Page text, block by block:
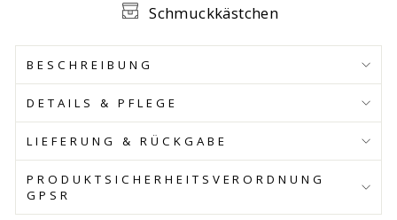
Schmuckkästchen
BESCHREIBUNG
DETAILS & PFLEGE
LIEFERUNG & RÜCKGABE
PRODUKTSICHERHEITSVERORDNUNG
GPSR